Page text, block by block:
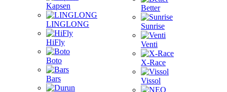
Kapsen
LINGLONG
HiFly
Boto
Bars
Better
Sunrise
Venti
X-Race
Vissol